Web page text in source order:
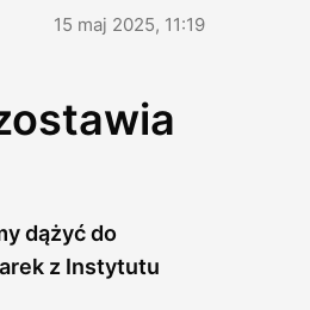
15 maj 2025, 11:19
dążyć do
z Instytutu